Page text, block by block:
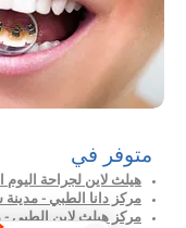
متوفر في
هيلث لاين لجراحة اليوم
مركز دانا الطبي -
مركز هيلث لاين الطبي -